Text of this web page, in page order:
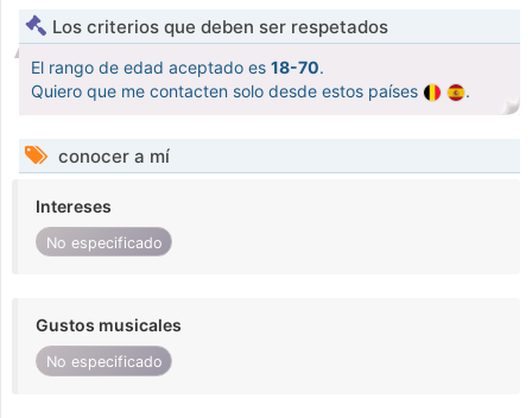
Los criterios que deben ser respetados
El rango de edad aceptado es 18-70.
Quiero que me contacten solo desde estos países
.
conocer a mí
Intereses
No especificado
Gustos musicales
No especificado